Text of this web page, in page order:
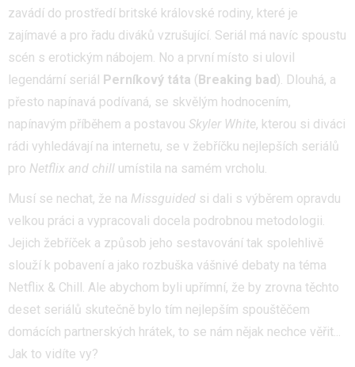
zavádí do prostředí britské královské rodiny, které je
zajímavé a pro řadu diváků vzrušující. Seriál má navíc spoustu
scén s erotickým nábojem. No a první místo si ulovil
legendární seriál
Perníkový táta ( Breaking bad ). Dlouhá, a
přesto napínavá podívaná, se skvělým hodnocením,
napínavým příběhem a postavou Skyler White, kterou si diváci
rádi vyhledávají na internetu, se v žebříčku nejlepších seriálů
pro Netflix and chill umístila na samém vrcholu.
Musí se nechat, že na Missguided si dali s výběrem opravdu
velkou práci a vypracovali docela podrobnou metodologii.
Jejich žebříček a způsob jeho sestavování tak spolehlivě
slouží k pobavení a jako rozbuška vášnivé debaty na téma
Netflix & Chill. Ale abychom byli upřímní, že by zrovna těchto
deset seriálů skutečně bylo tím nejlepším spouštěčem
domácích partnerských hrátek, to se nám nějak nechce věřit...
Jak to vidíte vy?